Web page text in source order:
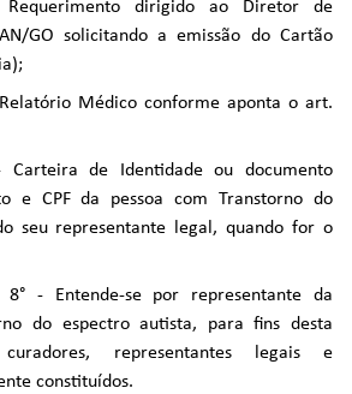
dirigido ao Diretor de
GO solicitando a emissão do Cartão
Relatório Médico conforme aponta o art.
Carteira de Identidade ou documento
e CPF da pessoa com Transtorno do
seu representante legal, quando for o
8° - Entende-se por representante da
do espectro autista, para fins desta
representantes legais e
constituídos.